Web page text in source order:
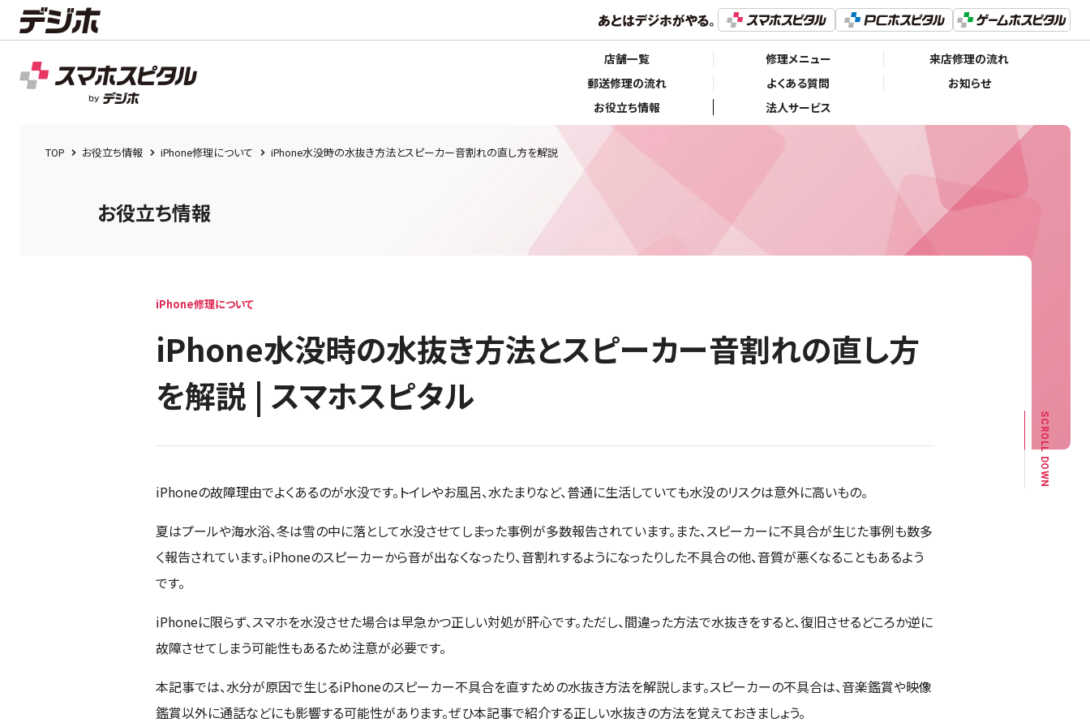
店舗一覧 修理メニュー
来店修理の流れ
郵送修理の流れ
よくある質問
お知らせ
お役立ち情報
法人サービス
TOP お役立ち情報 iPhone修理について iPhone水没時の水抜き方法とスピーカー音割れの直し方を解説
お役立ち情報
SCROLL DOWN
iPhone修理について
iPhone水没時の水抜き方法とスピーカー音割れの直し方
を解説 | スマホスピタル
iPhoneの故障理由でよくあるのが水没です。トイレやお風呂、水たまりなど、普通に生活していても水没のリスクは意外に高いもの。
夏はプールや海水浴、冬は雪の中に落として水没させてしまった事例が多数報告されています。また、スピーカーに不具合が生じた事例も数多
く報告されています。iPhoneのスピーカーから音が出なくなったり、音割れするようになったりした不具合の他、音質が悪くなることもあるよう
です。
iPhoneに限らず、スマホを水没させた場合は早急かつ正しい対処が肝心です。ただし、間違った方法で水抜きをすると、復旧させるどころか逆に
故障させてしまう可能性もあるため注意が必要です。
本記事では、水分が原因で生じるiPhoneのスピーカー不具合を直すための水抜き方法を解説します。スピーカーの不具合は、音楽鑑賞や映像
鑑賞以外に通話などにも影響する可能性があります。ぜひ本記事で紹介する正しい水抜きの方法を覚えておきましょう。